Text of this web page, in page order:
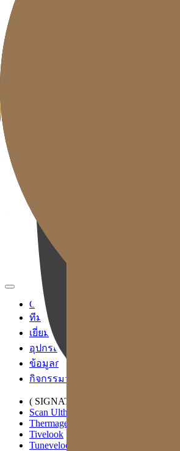
CH
TW
MN
RU
ID
VN
Gold J Clinic
ทีมแพทย์
เยี่ยมชมคลินิก
อุปกรณ์การแพทย์
ข้อมูลการเข้ารับบริการและการเดิน
กิจกรรมวิชาการและสื่อ
( SIGNATURE )
Scan Ulthera
Thermage FLX
Tivelook
Tunevelook